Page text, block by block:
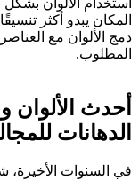
المكان يبدو أكثر
دمج الألوان مع
المطلوب.
أحدث
الدهانات
في السنوات